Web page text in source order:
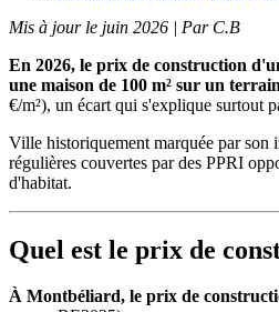
Mis à jour le juin 2026 | Par C.B
En 2026, le prix de construction
une maison de 100 m² sur un
€/m²), un écart qui s'explique surtout
Ville historiquement marquée par son
régulières couvertes par des PPRI
d'habitat.
Quel est le prix de
À Montbéliard, le prix de